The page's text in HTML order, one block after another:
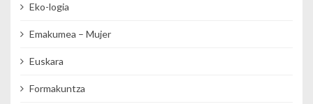
Eko-logia
Emakumea – Mujer
Euskara
Formakuntza